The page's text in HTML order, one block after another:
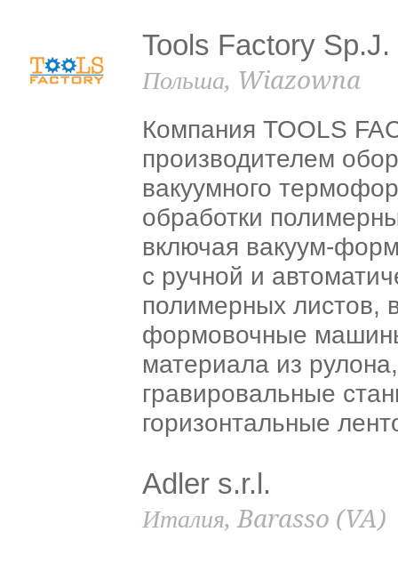
Tools Factory Sp.J.
Польша, Wiazowna
Компания TOOLS
производителем
вакуумного
обработки
включая вакуум-
с ручной и
полимерных листов,
формовочные
материала из
гравировальные
горизонтальные
Adler s.r.l.
Италия, Barasso (VA)